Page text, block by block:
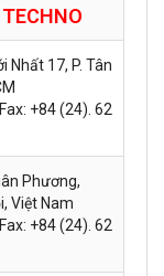
TECHNO
Nhất 17, P. Tân
+84 (24). 62
Phương,
Việt Nam
+84 (24). 62